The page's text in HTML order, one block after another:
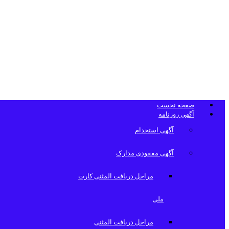
صفحه نخست
آگهی روزنامه
آگهی استخدام
آگهی مفقودی مدارک
مراحل دریافت المثنی کارت
ملی
مراحل دریافت المثنی